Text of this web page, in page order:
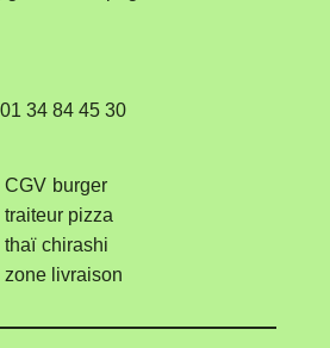
01 34 84 45 30
CGV burger
traiteur pizza
thaï chirashi
zone livraison